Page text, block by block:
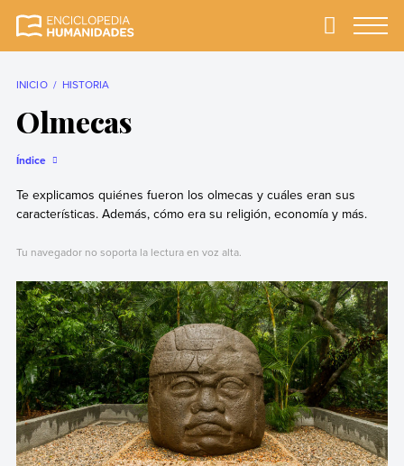
completa y más
Primary
INICIO HISTORIA
Olmecas
Índice
Te explicamos quiénes fueron los olmecas y cuáles eran sus
características. Además, cómo era su religión, economía y más.
Tu navegador no soporta la lectura en voz alta.